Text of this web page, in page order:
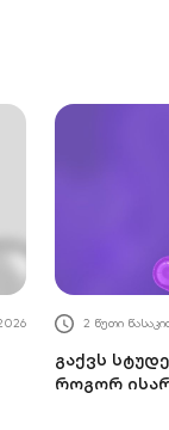
2 წუთი
გაქვს
როგორ